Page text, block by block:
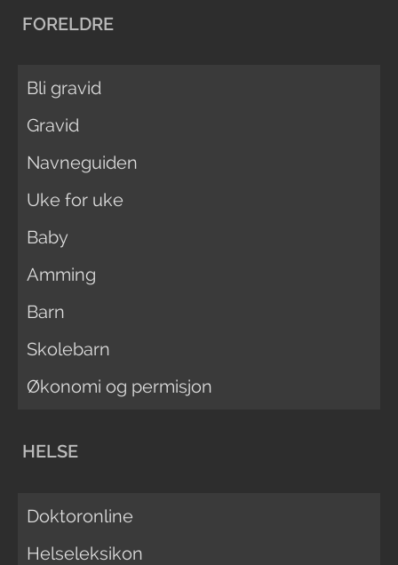
FORELDRE
Bli gravid
Gravid
Navneguiden
Uke for uke
Baby
Amming
Barn
Skolebarn
Økonomi og permisjon
HELSE
Doktoronline
Helseleksikon